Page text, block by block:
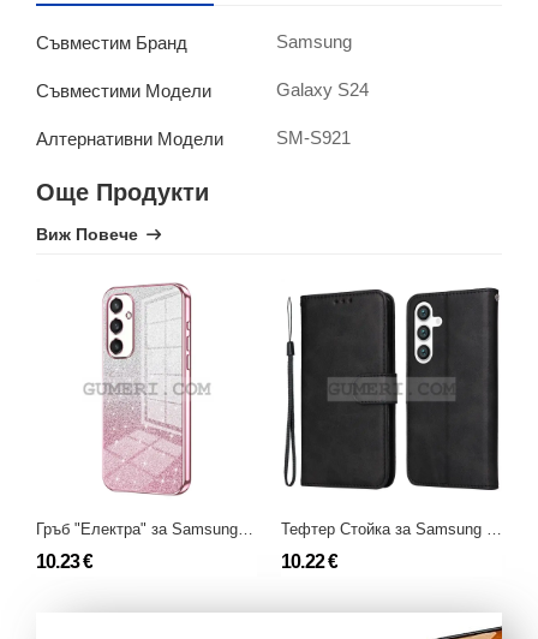
Съвместим Бранд Samsung
Съвместими Модели Galaxy S24
Алтернативни Модели SM-S921
Още Продукти
Виж Повече
Гръб "Електра" за Samsung Galaxy S24
10.23 €
Тефтер Стойка за Samsung Galaxy S24
10.22 €